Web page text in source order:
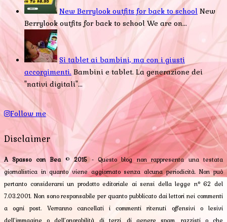
New Berrylook outfits for back to school New
Berrylook outfits for back to school We are on...
Sì tablet ai bambini, ma con i giusti
accorgimenti. Bambini e tablet. La generazione dei
"nativi digitali"...
Follow me
Disclaimer
A Spasso con Bea©2015 - Questo blog non rappresenta una testata
giornalistica in quanto viene aggiornato senza alcuna periodicità. Non può
pertanto considerarsi un prodotto editoriale ai sensi della legge n° 62 del
7.03.2001. Non sono responsabile per quanto pubblicato dai lettori nei commenti
a ogni post. Verranno cancellati i commenti ritenuti offensivi o lesivi
dell’immagine o dell’onorabilità di terzi, di genere spam, razzisti o che